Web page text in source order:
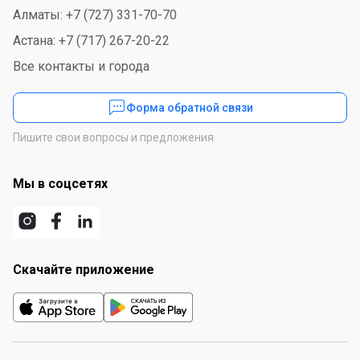
Алматы: +7 (727) 331-70-70
Астана: +7 (717) 267-20-22
Все контакты и города
Форма обратной связи
Пишите свои вопросы и предложения
Мы в соцсетях
Скачайте приложение